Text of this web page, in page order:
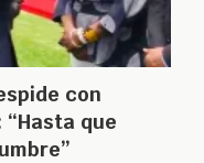
con
que